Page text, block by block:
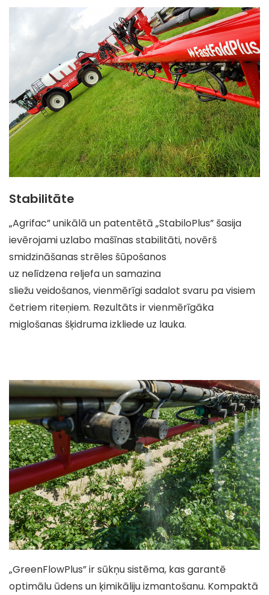
Stabilitāte
„Agrifac” unikālā un patentētā „StabiloPlus” šasija
ievērojami uzlabo mašīnas stabilitāti, novērš
smidzināšanas strēles šūpošanos
uz nelīdzena reljefa un samazina
sliežu veidošanos, vienmērīgi sadalot svaru pa visiem
četriem riteņiem. Rezultāts ir vienmērīgāka
miglošanas šķidruma izkliede uz lauka.
„GreenFlowPlus” ir sūkņu sistēma, kas garantē
optimālu ūdens un ķimikāliju izmantošanu. Kompaktā